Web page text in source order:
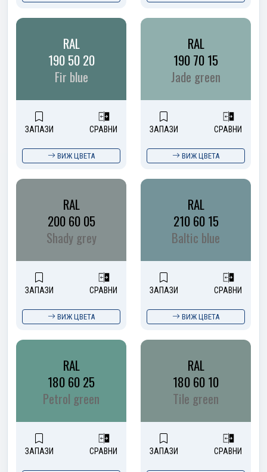
RAL
190 50 20
Fir blue
ЗАПАЗИ СРАВНИ
ВИЖ ЦВЕТА
RAL
190 70 15
Jade green
ЗАПАЗИ СРАВНИ
ВИЖ ЦВЕТА
RAL
200 60 05
Shady grey
ЗАПАЗИ СРАВНИ
ВИЖ ЦВЕТА
RAL
210 60 15
Baltic blue
ЗАПАЗИ СРАВНИ
ВИЖ ЦВЕТА
RAL
180 60 25
Petrol green
ЗАПАЗИ СРАВНИ
RAL
180 60 10
Tile green
ЗАПАЗИ СРАВНИ